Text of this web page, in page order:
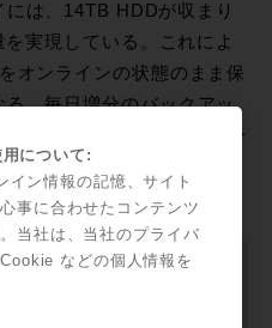
は、14TB HDDが収まり
実現している。これによ
オンラインの状態のまま保
。毎日増分のバックアッ
と行われ、FastNASでデー
ているという状況が構築
について:
ン情報の記憶、サイト
事に合わせたコンテンツ
当社は、当社のプライバ
などの個人情報を